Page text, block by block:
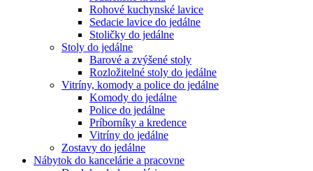
Rohové kuchynské lavice
Sedacie lavice do jedálne
Stoličky do jedálne
Stoly do jedálne
Barové a zvýšené stoly
Rozložitelné stoly do jedálne
Vitríny, komody a police do jedálne
Komody do jedálne
Police do jedálne
Príborníky a kredence
Vitríny do jedálne
Zostavy do jedálne
Nábytok do kancelárie a pracovne